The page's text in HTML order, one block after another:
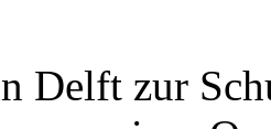
Delft zur